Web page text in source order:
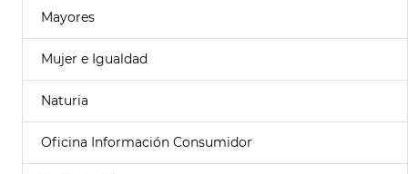
Mayores
Mujer e Igualdad
Naturia
Oficina Información Consumidor